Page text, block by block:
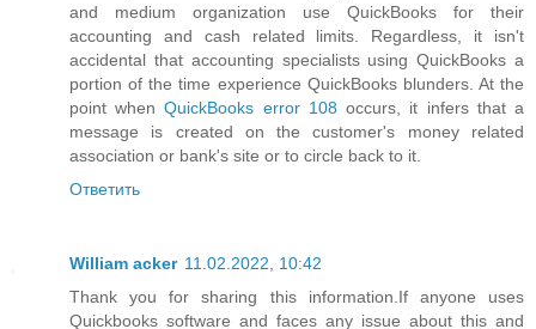
and medium organization use QuickBooks for their
accounting and cash related limits. Regardless, it isn't
accidental that accounting specialists using QuickBooks a
portion of the time experience QuickBooks blunders. At the
point whenQuickBooks error 108 occurs, it infers that a
message is created on the customer's money related
association or bank's site or to circle back to it.
Ответить
William acker 11.02.2022, 10:42
Thank you for sharing this information.If anyone uses
Quickbooks software and faces any issue about this and